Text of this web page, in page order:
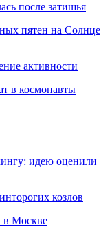
после затишья
пятен на Солнце
активности
в космонавты
идею оценили
козлов
в Москве